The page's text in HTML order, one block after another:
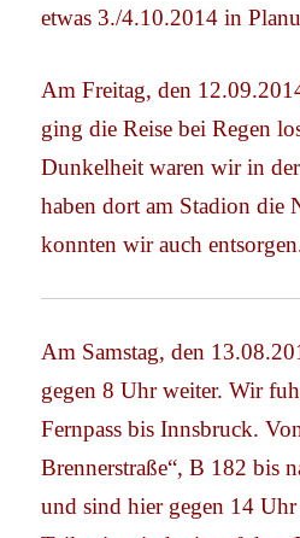
etwas 3./4.10.2014 in
Am Freitag, den
ging die Reise bei Regen
Dunkelheit waren wir in
haben dort am Stadion die
konnten wir auch
Am Samstag, den
gegen 8 Uhr weiter. Wir
Fernpass bis Innsbruck.
Brennerstraße“, B 182 bis
und sind hier gegen 14